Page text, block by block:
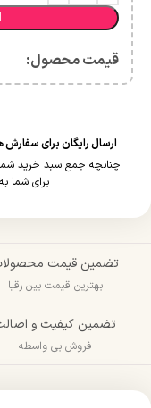
قیمت محصول:​
ارسال رایگان برای سفارش های بالای 2 میلیون و 500
برای شما
تضمین قیمت
بهترین قیمت بین رقبا
تضمین کیفیت و
فروش بی واسطه